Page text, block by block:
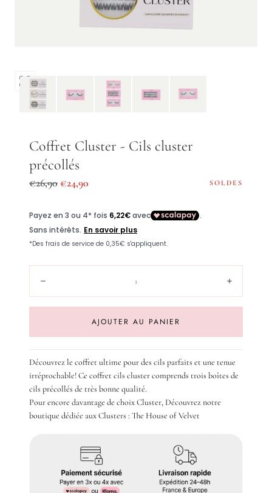
Ouvrir
les
dans
une
fenêtre
modale
Coffret Cluster - Cils cluster
précollés
Prix
€26,90Prix
vente
€24,90 SOLDES
AJOUTER AU PANIER
Découvrez le coffret ultime pour des cils parfaits et une tenue
irréprochable! Ce coffret cils cluster comprends trois boîtes de
cils précollés de très bonne qualité.
Pour encore davantage de choix Cluster, Découvrez notre
boutique dédiée aux Clusters : The House of Velvet